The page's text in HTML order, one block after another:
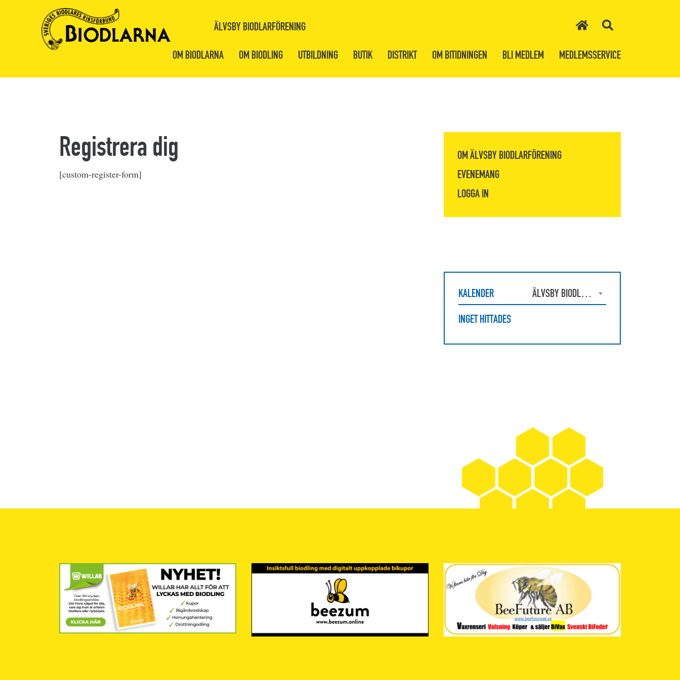
ÄLVSBY BIODLARFÖRENING
OM BIODLARNA OM BIODLING UTBILDNING BUTIK DISTRIKT OM BITIDNINGEN BLI MEDLEM MEDLEMSSERVICE
Registrera dig
[custom-register-form]
OM ÄLVSBY BIODLARFÖRENING
EVENEMANG
LOGGA IN
KALENDER
ÄLVSBY BIODLARFÖRENING
INGET HITTADES